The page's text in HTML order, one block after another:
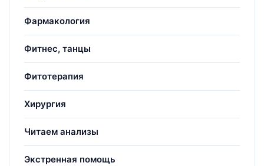
Фармакология
Фитнес, танцы
Фитотерапия
Хирургия
Читаем анализы
Экстренная помощь